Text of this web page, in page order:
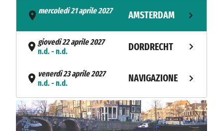
mercoledì 21 aprile 2027
AMSTERDAM
giovedì 22 aprile 2027
n.d. - n.d.
DORDRECHT
venerdì 23 aprile 2027
n.d. - n.d.
NAVIGAZIONE
sabato 24 aprile 2027
n.d. - n.d.
ANVERSA